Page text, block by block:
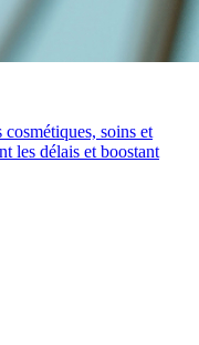
soins et
les délais et boostant